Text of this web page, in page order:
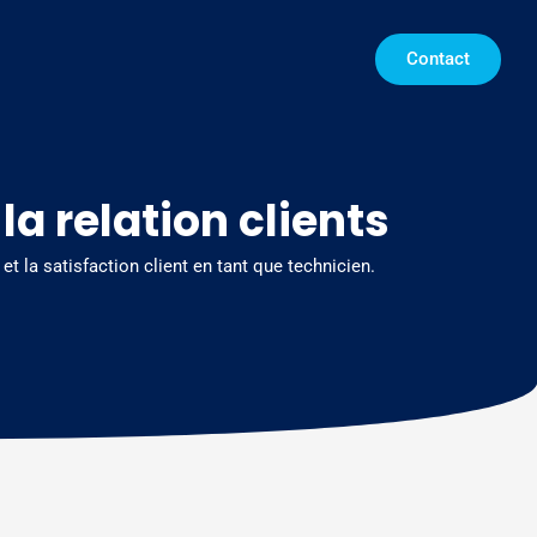
Contact
relation clients
la satisfaction client en tant que technicien.